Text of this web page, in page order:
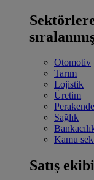
Otomotiv
Tarım
Lojistik
Üretim
Perakende
Sağlık
Kamu
Satış